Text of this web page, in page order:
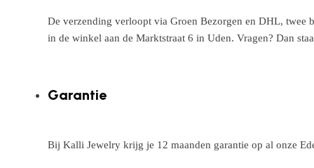
De verzending verloopt via Groen Bezorgen en DHL, twee
in de winkel aan de Marktstraat 6 in Uden. Vragen? Dan
Garantie
Bij Kalli Jewelry krijg je 12 maanden garantie op al onze